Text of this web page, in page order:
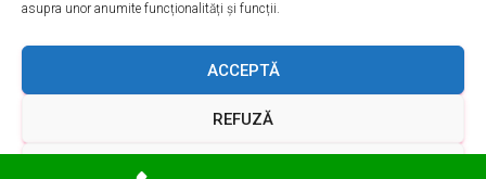
asupra unor anumite funcționalități și funcții.
ACCEPTĂ
REFUZĂ
DESPRE NOI SERVICII
GDPR TERMENI ȘI CONDIȚII
Hestia | Proiectată de